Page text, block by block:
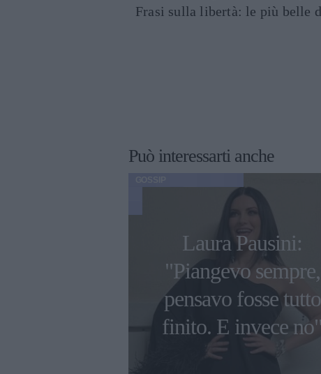
Frasi sulla libertà: le più belle
Può interessarti anche
Laura Pausini:
"Piangevo sempre,
pensavo fosse tutto
finito. E invece no"